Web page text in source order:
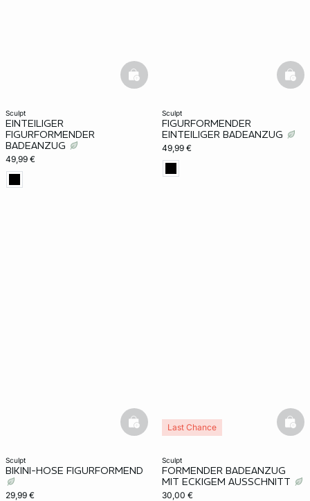
sculpt
EINTEILIGER
FIGURFORMENDER
BADEANZUG
49,99 €
basketfull
sculpt
FIGURFORMENDER
EINTEILIGER BADEANZUG
49,99 €
sculpt
BIKINI-HOSE FIGURFORMEND
29,99 €
basketfull
sculpt
FORMENDER BADEANZUG
MIT ECKIGEM AUSSCHNITT
30,00 €
Last Chance